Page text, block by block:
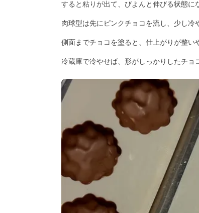
すると粘りが出て、びよんと伸びる状態に
肉球型は先にピンクチョコを流し、少し冷
側面までチョコを塗ると、仕上がりが整い
冷蔵庫で冷やせば、形がしっかりしたチョ